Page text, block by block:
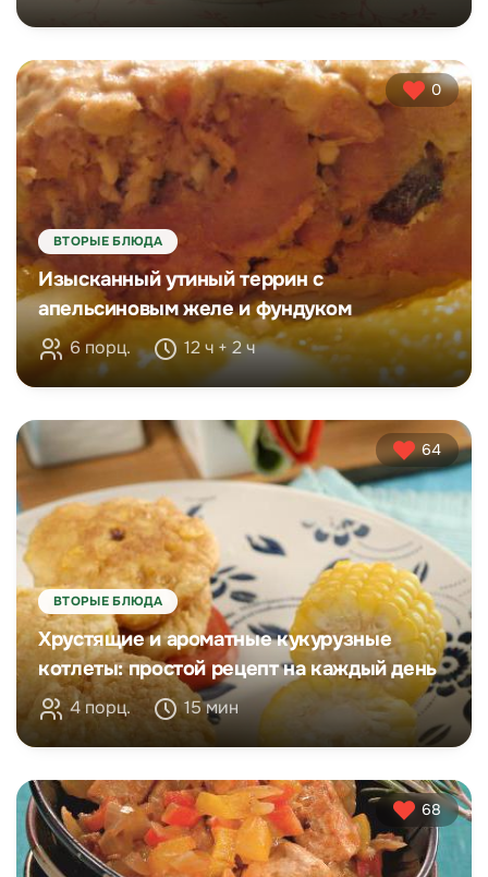
0
ВТОРЫЕ БЛЮДА
Изысканный утиный террин с
апельсиновым желе и фундуком
6 порц. 12 ч + 2 ч
64
ВТОРЫЕ БЛЮДА
Хрустящие и ароматные кукурузные
котлеты: простой рецепт на каждый день
4 порц. 15 мин
68